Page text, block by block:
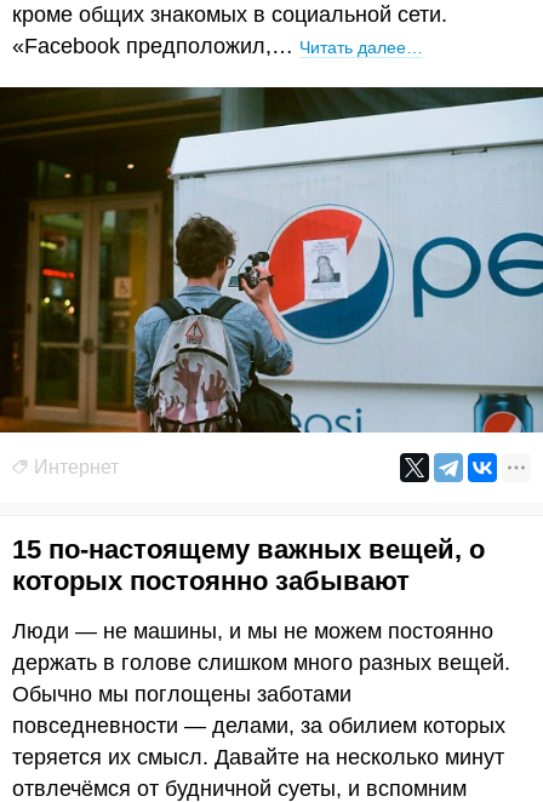
кроме общих знакомых в социальной сети.
«Facebook предположил,… Читать далее…
Интернет
15 по-настоящему важных вещей, о
которых постоянно забывают
Люди — не машины, и мы не можем постоянно
держать в голове слишком много разных вещей.
Обычно мы поглощены заботами
повседневности — делами, за обилием которых
теряется их смысл. Давайте на несколько минут
отвлечёмся от будничной суеты, и вспомним